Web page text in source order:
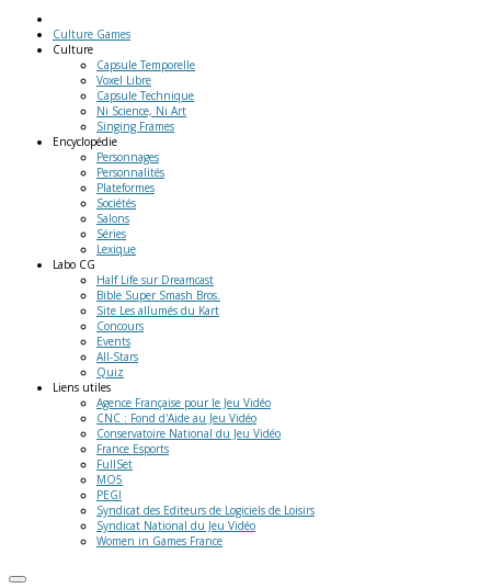
Culture Games
Culture
Capsule Temporelle
Voxel Libre
Capsule Technique
Ni Science, Ni Art
Singing Frames
Encyclopédie
Personnages
Personnalités
Plateformes
Sociétés
Salons
Séries
Lexique
Labo CG
Half Life sur Dreamcast
Bible Super Smash Bros.
Site Les allumés du Kart
Concours
Events
All-Stars
Quiz
Liens utiles
Agence Française pour le Jeu Vidéo
CNC : Fond d'Aide au Jeu Vidéo
Conservatoire National du Jeu Vidéo
France Esports
FullSet
MO5
PEGI
Syndicat des Editeurs de Logiciels de Loisirs
Syndicat National du Jeu Vidéo
Women in Games France